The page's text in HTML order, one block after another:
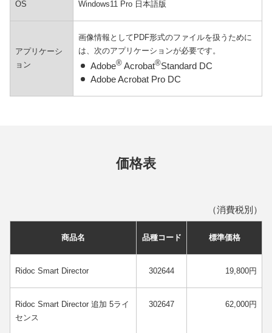
OS Windows11 Pro 日本語版
アプリケーシ
ョン
画像情報としてPDF形式のファイルを扱うために
は、次のアプリケーションが必要です。
Adobe® Acrobat®Standard DC
Adobe Acrobat Pro DC
価格表
（消費税別）
商品名 品種コード 標準価格
Ridoc Smart Director 302644 19,800円
Ridoc Smart Director 追加 5ライ
センス
302647 62,000円